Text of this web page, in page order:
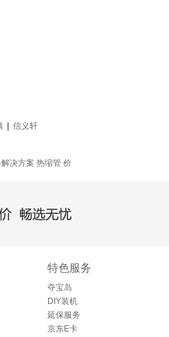
信义轩
决方案 热缩管 价
畅选无忧
特色服务
夺宝岛
DIY装机
延保服务
京东E卡